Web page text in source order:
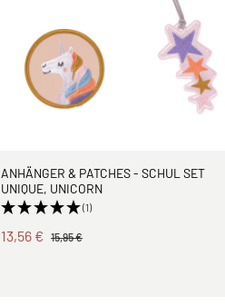
ANHÄNGER & PATCHES - SCHUL SET
UNIQUE, UNICORN
(1)
13,56 € 15,95 €